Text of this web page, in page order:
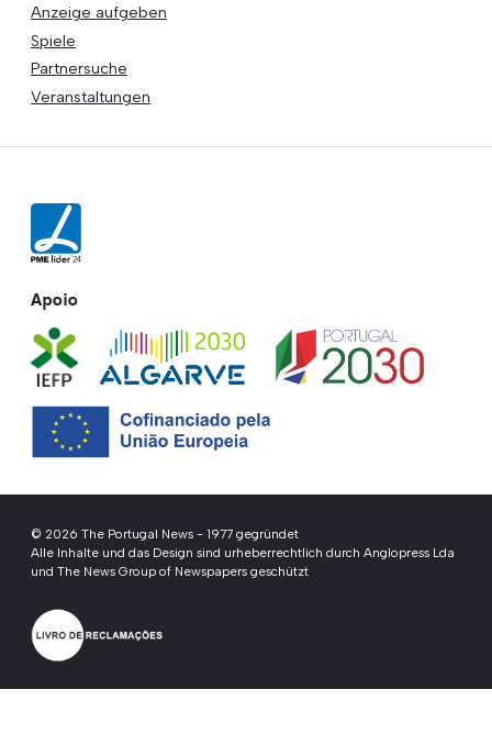
Anzeige aufgeben
Spiele
Partnersuche
Veranstaltungen
Apoio
© 2026 The Portugal News - 1977 gegründet
Alle Inhalte und das Design sind urheberrechtlich durch Anglopress Lda
und The News Group of Newspapers geschützt